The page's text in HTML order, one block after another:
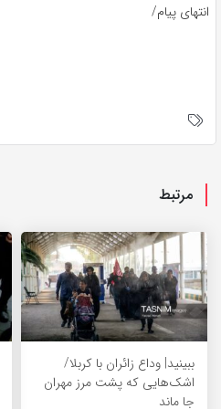
انتهای پیام/
مرتبط
ببینید| وداع زائران با کربلا/
اشک‌هایی که پشت مرز مهران
جا ماند